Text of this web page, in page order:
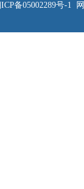
备05002289号-1